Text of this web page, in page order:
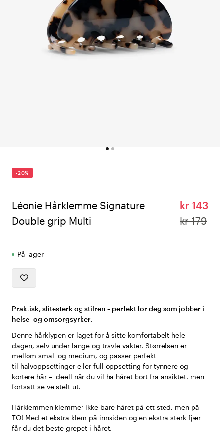
-20%
Léonie Hårklemme Signature
Double grip Multi
kr 143
kr 179
På lager
Praktisk, slitesterk og stilren – perfekt for deg som jobber i
helse- og omsorgsyrker.
Denne hårklypen er laget for å sitte komfortabelt hele
dagen, selv under lange og travle vakter. Størrelsen er
mellom small og medium, og passer perfekt
til halvoppsettinger eller full oppsetting for tynnere og
kortere hår – ideell når du vil ha håret bort fra ansiktet, men
fortsatt se velstelt ut.
Hårklemmen klemmer ikke bare håret på ett sted, men på
TO! Med et ekstra klem på innsiden og en ekstra sterk fjær
får du det beste grepet i håret.